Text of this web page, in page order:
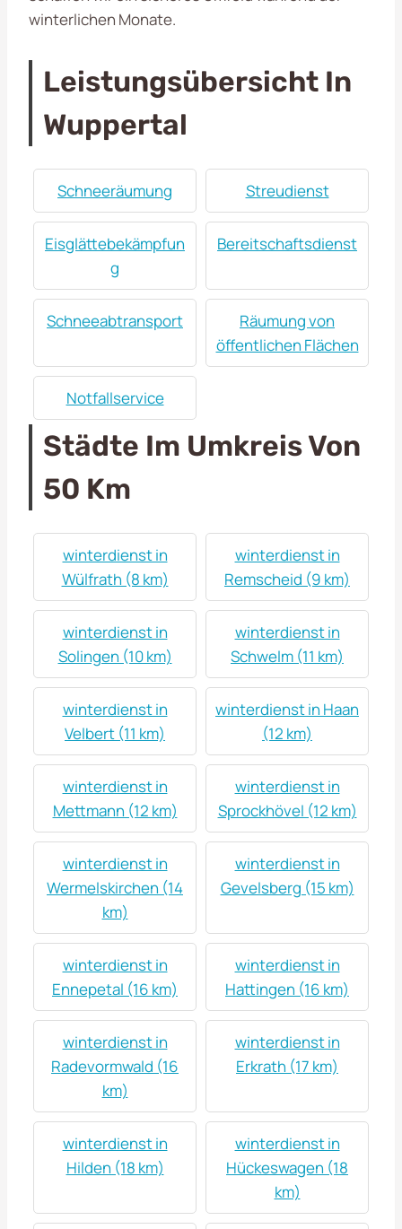
winterlichen Monate.
Leistungsübersicht In
Wuppertal
Schneeräumung Streudienst
Eisglättebekämpfun
g
Bereitschaftsdienst
Schneeabtransport
Räumung von
öffentlichen Flächen
Notfallservice
Städte Im Umkreis Von
50 Km
winterdienst in
Wülfrath (8 km)
winterdienst in
Remscheid (9 km)
winterdienst in
Solingen (10 km)
winterdienst in
Schwelm (11 km)
winterdienst in
Velbert (11 km)
winterdienst in Haan
(12 km)
winterdienst in
Mettmann (12 km)
winterdienst in
Sprockhövel (12 km)
winterdienst in
Wermelskirchen (14
km)
winterdienst in
Gevelsberg (15 km)
winterdienst in
Ennepetal (16 km)
winterdienst in
Hattingen (16 km)
winterdienst in
Radevormwald (16
km)
winterdienst in
Erkrath (17 km)
winterdienst in
Hilden (18 km)
winterdienst in
Hückeswagen (18
km)